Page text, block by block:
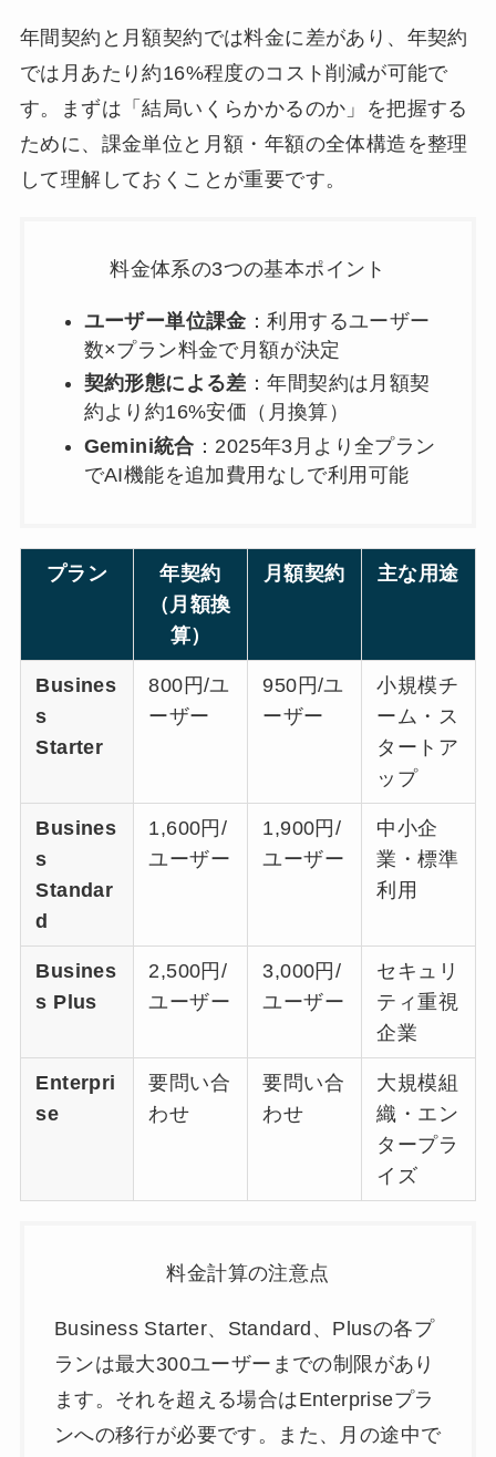
年間契約と月額契約では料金に差があり、年契約
では月あたり約16%程度のコスト削減が可能で
す。まずは「結局いくらかかるのか」を把握する
ために、課金単位と月額・年額の全体構造を整理
して理解しておくことが重要です。
料金体系の3つの基本ポイント
ユーザー単位課金 ：利用するユーザー
数×プラン料金で月額が決定
契約形態による差 ：年間契約は月額契
約より約16%安価（月換算）
Gemini統合 ：2025年3月より全プラン
でAI機能を追加費用なしで利用可能
プラン
年契約
（月額換
算）
月額契約 主な用途
Busines
s
Starter
800円/ユ
ーザー
950円/ユ
ーザー
小規模チ
ーム・ス
タートア
ップ
Busines
s
Standar
d
1,600円/
ユーザー
1,900円/
ユーザー
中小企
業・標準
利用
Busines
s Plus
2,500円/
ユーザー
3,000円/
ユーザー
セキュリ
ティ重視
企業
Enterpri
se
要問い合
わせ
要問い合
わせ
大規模組
織・エン
タープラ
イズ
料金計算の注意点
Business Starter、Standard、Plusの各プ
ランは最大300ユーザーまでの制限があり
ます。それを超える場合はEnterpriseプラ
ンへの移行が必要です。また、月の途中で